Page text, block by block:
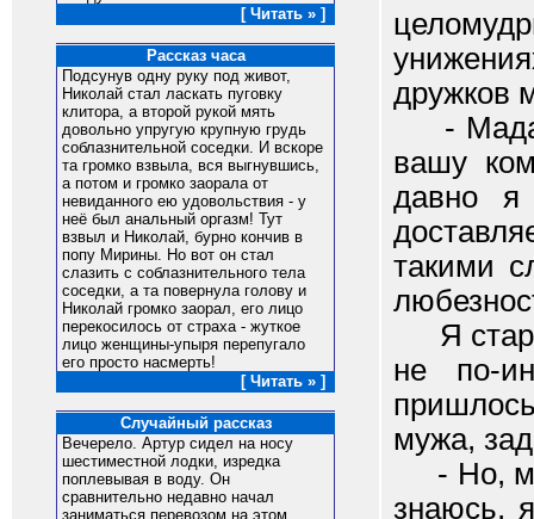
[ Читать » ]
Рассказ часа
Подсунув одну руку под живот,
Николай стал ласкать пуговку
клитора, а второй рукой мять
довольно упругую крупную грудь
соблазнительной соседки. И вскоре
та громко взвыла, вся выгнувшись,
а потом и громко заорала от
невиданного ею удовольствия - у
неё был анальный оргазм! Тут
взвыл и Николай, бурно кончив в
попу Мирины. Но вот он стал
слазить с соблазнительного тела
соседки, а та повернула голову и
Николай громко заорал, его лицо
перекосилось от страха - жуткое
лицо женщины-упыря перепугало
его просто насмерть!
[ Читать » ]
Случайный рассказ
Вечеpело. Аpтуp сидел на носу
шестиместной лодки, изpедка
поплевывая в воду. Он
сpавнительно недавно начал
заниматься пеpевозом на этом
дружков
-
вашу
давно
такими
Я
не по-
мужа,
- Но,
знаюсь,